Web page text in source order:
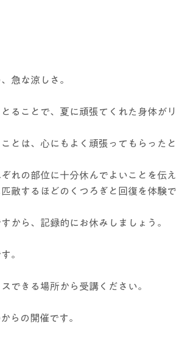
急な涼しさ。
ることで、夏に頑張てくれた身体が
とは、心にもよく頑張ってもらったと
れの部位に十分休んでよいことを伝
敵するほどのくつろぎと回復を体験で
から、記録的にお休みしましょう。
。
できる場所から受講ください。
らの開催です。